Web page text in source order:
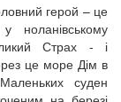
герой – це
Страх - і
це море Дім в
суден